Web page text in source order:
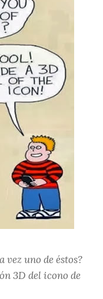
vez uno de éstos?
3D del icono de